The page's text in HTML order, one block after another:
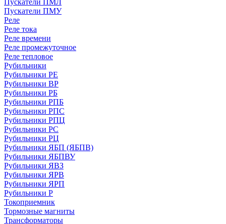
Пускатели ПМЛ
Пускатели ПМУ
Реле
Реле тока
Реле времени
Реле промежуточное
Реле тепловое
Рубильники
Рубильники РЕ
Рубильники ВР
Рубильники РБ
Рубильники РПБ
Рубильники РПС
Рубильники РПЦ
Рубильники РС
Рубильники РЦ
Рубильники ЯБП (ЯБПВ)
Рубильники ЯБПВУ
Рубильники ЯВЗ
Рубильники ЯРВ
Рубильники ЯРП
Рубильники Р
Токоприемник
Тормозные магниты
Трансформаторы